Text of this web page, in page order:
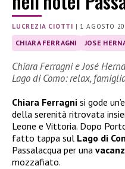
LUCREZIA CIOTTI | 1 AGOSTO
CHIARA FERRAGNI JOSE
Chiara Ferragni e José
Lago di Como: relax,
Chiara Ferragni si gode
della serenità ritrovata
Leone e Vittoria. Dopo
fatto tappa sul Lago di
Passalacqua per una
mozzafiato.